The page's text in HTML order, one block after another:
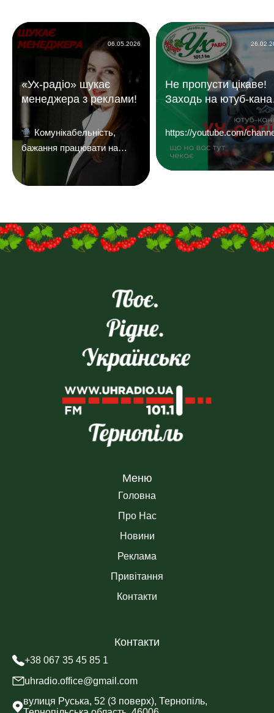
«Ух-радіо» шукає
менеджера з реклами!
Комунікабельність,
бажання працювати на
результат і досвід у
продажах — плюс.
пошту:uhreklama1@gmail.com
06.05.2026
Не пропусти цікаве!
Заходь на ютуб-
«УХ Радіо 101,1 фм»
https://youtube.com/
Меню
Головна
Про Нас
Новини
Реклама
Привітання
Контакти
Контакти
+38 067 35 45 85 1
uhradio.office@gmail.com
вулиця Руська, 52 (3 поверх), Тернопіль,